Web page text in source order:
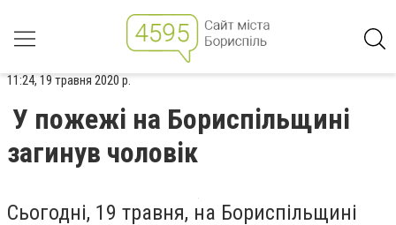
11:24, 19 травня 2020 р.
У пожежі на Бориспільщині
загинув чоловік
Сьогодні, 19 травня, на Бориспільщині